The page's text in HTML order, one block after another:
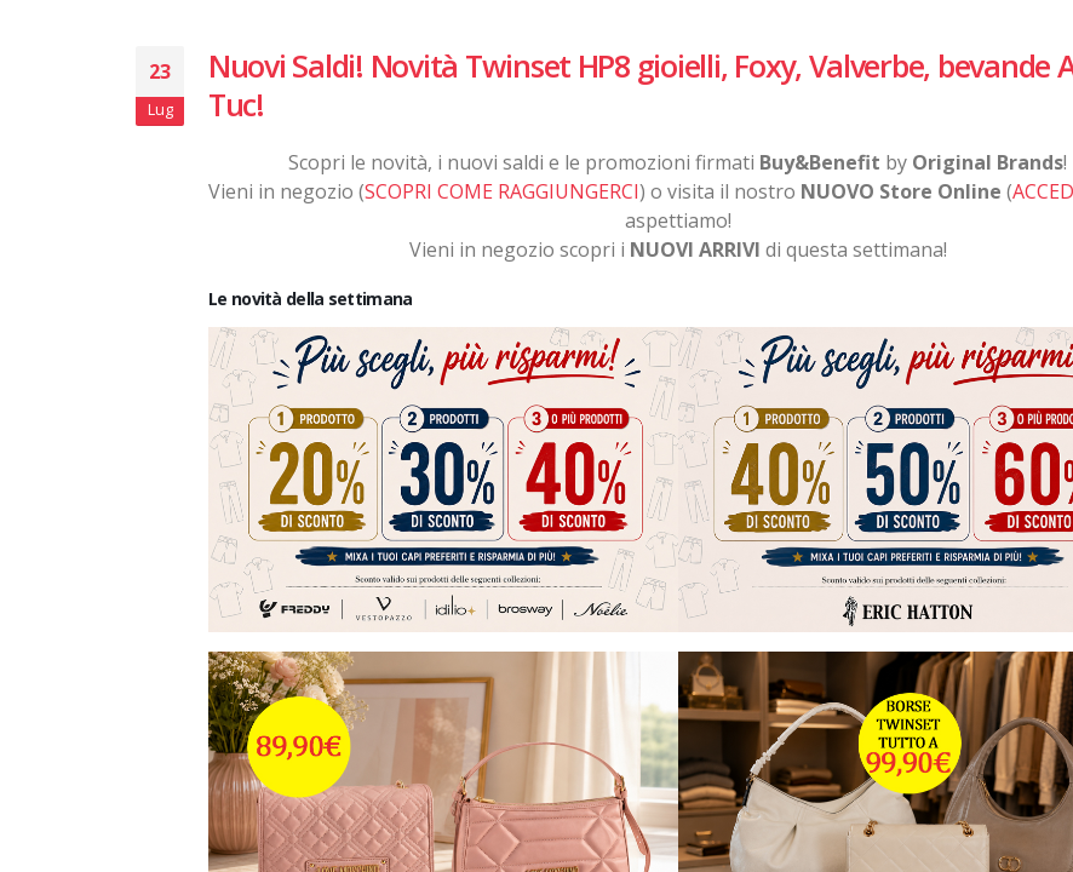
23
Lug
Nuovi Saldi! Novità Twinset HP8 gioielli, Foxy, Valverbe, bevande
Tuc!
Scopri le novità, i nuovi saldi e le promozioni firmati Buy&Benefit by Original Brands!
Vieni in negozio (SCOPRI COME RAGGIUNGERCI) o visita il nostro NUOVO Store Online (
aspettiamo!
Vieni in negozio scopri i NUOVI ARRIVI di questa settimana!
Le novità della settimana